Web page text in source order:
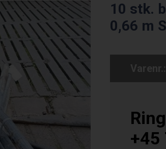
10 stk.
0,66 m
Varenr.:
+45